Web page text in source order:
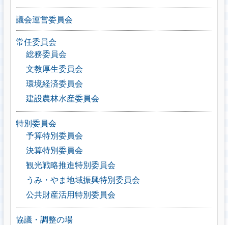
議会運営委員会
常任委員会
総務委員会
文教厚生委員会
環境経済委員会
建設農林水産委員会
特別委員会
予算特別委員会
決算特別委員会
観光戦略推進特別委員会
うみ・やま地域振興特別委員会
公共財産活用特別委員会
協議・調整の場